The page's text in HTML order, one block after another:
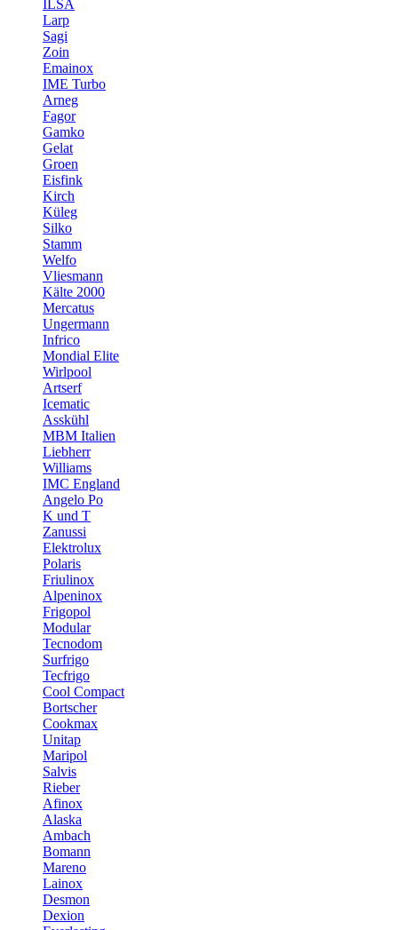
ILSA
Larp
Sagi
Zoin
Emainox
IME Turbo
Arneg
Fagor
Gamko
Gelat
Groen
Eisfink
Kirch
Küleg
Silko
Stamm
Welfo
Vliesmann
Kälte 2000
Mercatus
Ungermann
Infrico
Mondial Elite
Wirlpool
Artserf
Icematic
Asskühl
MBM Italien
Liebherr
Williams
IMC England
Angelo Po
K und T
Zanussi
Elektrolux
Polaris
Friulinox
Alpeninox
Frigopol
Modular
Tecnodom
Surfrigo
Tecfrigo
Cool Compact
Bortscher
Cookmax
Unitap
Maripol
Salvis
Rieber
Afinox
Alaska
Ambach
Bomann
Mareno
Lainox
Desmon
Dexion